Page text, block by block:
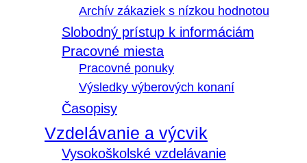
Archív zákaziek s nízkou hodnotou
Slobodný prístup k informáciám
Pracovné miesta
Pracovné ponuky
Výsledky výberových konaní
Časopisy
Vzdelávanie a výcvik
Vysokoškolské vzdelávanie